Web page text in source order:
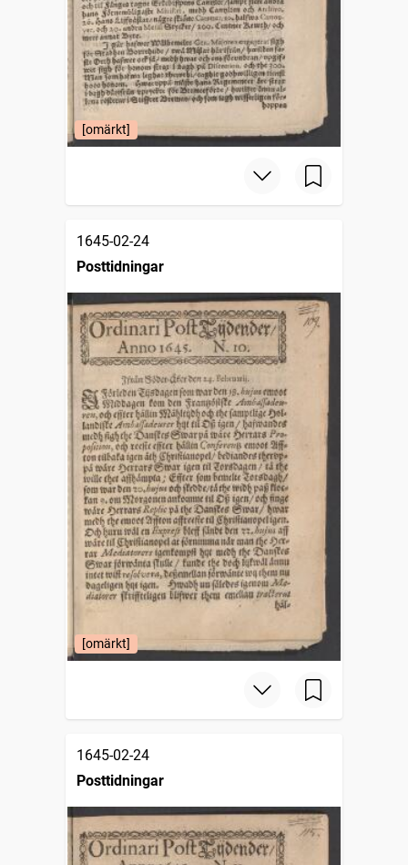
[omärkt]
1645-02-24
Posttidningar
[omärkt]
1645-02-24
Posttidningar